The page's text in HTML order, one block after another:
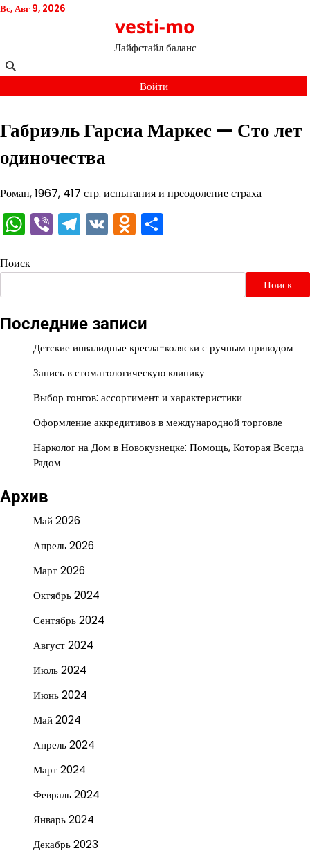
Перейти
Вс, Авг 9, 2026
vesti-mo
Лайфстайл баланс
Войти
Габриэль Гарсиа Маркес — Сто лет
одиночества
Роман, 1967, 417 стр. испытания и преодоление страха
WhatsApp
ViberTelegram
VKOdnoklassniki
Поиск
Поиск
Последние записи
Детские инвалидные кресла-коляски с ручным приводом
Запись в стоматологическую клинику
Выбор гонгов: ассортимент и характеристики
Оформление аккредитивов в международной торговле
Нарколог на Дом в Новокузнецке: Помощь, Которая Всегда
Рядом
Архив
Май 2026
Апрель 2026
Март 2026
Октябрь 2024
Сентябрь 2024
Август 2024
Июль 2024
Июнь 2024
Май 2024
Апрель 2024
Март 2024
Февраль 2024
Январь 2024
Декабрь 2023